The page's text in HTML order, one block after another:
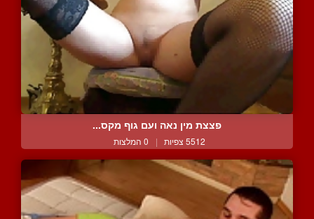
פצצת מין נאה ועם גוף מקס...
5512 צפיות | 0 המלצות